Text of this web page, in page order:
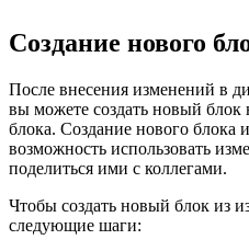
Создание нового
После внесения изменений в
вы можете создать новый блок
блока. Создание нового блока
возможность использовать
поделиться ими с коллегами.
Чтобы создать новый блок из
следующие шаги: